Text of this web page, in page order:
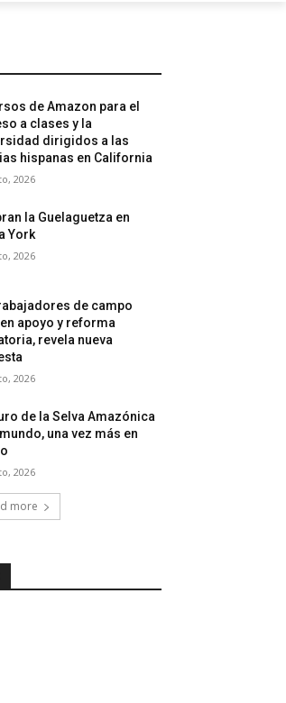
de Amazon para el
a clases y la
dirigidos a las
hispanas en California
2026
la Guelaguetza en
York
2026
de campo
apoyo y reforma
revela nueva
2026
de la Selva Amazónica
una vez más en
2026
more